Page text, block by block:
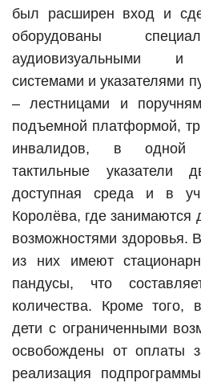
был расширен вход и
оборудованы
аудиовизуальными и
системами и указателями
– лестницами и
подъемной платформой,
инвалидов, в одной
тактильные указатели
доступная среда и в
Королёва, где занимаются
возможностями здоровья.
из них имеют
пандусы, что
количества. Кроме того,
дети с ограниченными
освобождены от оплаты
реализация